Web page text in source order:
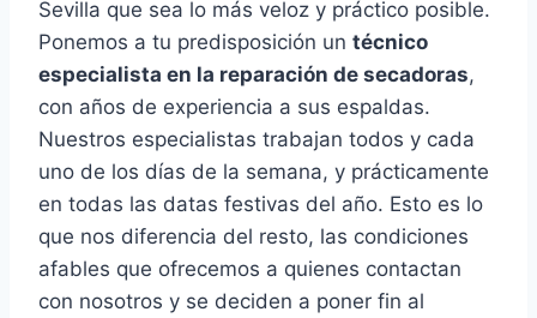
Sevilla que sea lo más veloz y práctico posible.
Ponemos a tu predisposición un técnico
especialista en la reparación de secadoras,
con años de experiencia a sus espaldas.
Nuestros especialistas trabajan todos y cada
uno de los días de la semana, y prácticamente
en todas las datas festivas del año. Esto es lo
que nos diferencia del resto, las condiciones
afables que ofrecemos a quienes contactan
con nosotros y se deciden a poner fin al